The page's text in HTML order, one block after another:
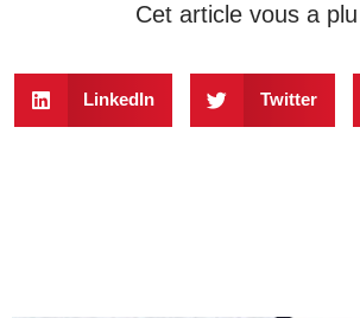
Cet article vous a
LinkedIn Twitter